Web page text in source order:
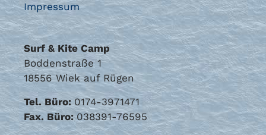
Impressum
Surf & Kite Camp
Boddenstraße 1
18556 Wiek auf Rügen
Tel. Büro: 0174-3971471
Fax. Büro:038391-76595